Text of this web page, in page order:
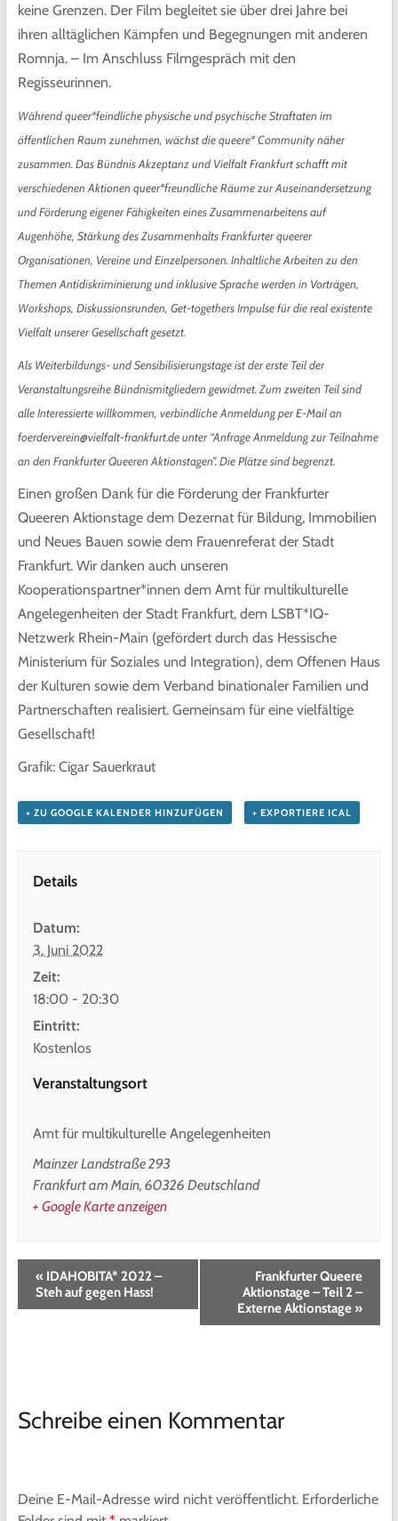
keine Grenzen. Der Film begleitet sie über drei Jahre bei
ihren alltäglichen Kämpfen und Begegnungen mit anderen
Romnja. – Im Anschluss Filmgespräch mit den
Regisseurinnen.
Während queer*feindliche physische und psychische Straftaten im
öffentlichen Raum zunehmen, wächst die queere* Community näher
zusammen. Das Bündnis Akzeptanz und Vielfalt Frankfurt schafft mit
verschiedenen Aktionen queer*freundliche Räume zur Auseinandersetzung
und Förderung eigener Fähigkeiten eines Zusammenarbeitens auf
Augenhöhe, Stärkung des Zusammenhalts Frankfurter queerer
Organisationen, Vereine und Einzelpersonen. Inhaltliche Arbeiten zu den
Themen Antidiskriminierung und inklusive Sprache werden in Vorträgen,
Workshops, Diskussionsrunden, Get-togethers Impulse für die real existente
Vielfalt unserer Gesellschaft gesetzt.
Als Weiterbildungs- und Sensibilisierungstage ist der erste Teil der
Veranstaltungsreihe Bündnismitgliedern gewidmet. Zum zweiten Teil sind
alle Interessierte willkommen, verbindliche Anmeldung per E-Mail an
foerderverein@vielfalt-frankfurt.de unter “Anfrage Anmeldung zur Teilnahme
an den Frankfurter Queeren Aktionstagen”. Die Plätze sind begrenzt.
Einen großen Dank für die Förderung der Frankfurter
Queeren Aktionstage dem Dezernat für Bildung, Immobilien
und Neues Bauen sowie dem Frauenreferat der Stadt
Frankfurt. Wir danken auch unseren
Kooperationspartner*innen dem Amt für multikulturelle
Angelegenheiten der Stadt Frankfurt, dem LSBT*IQ-
Netzwerk Rhein-Main (gefördert durch das Hessische
Ministerium für Soziales und Integration), dem Offenen Haus
der Kulturen sowie dem Verband binationaler Familien und
Partnerschaften realisiert. Gemeinsam für eine vielfältige
Gesellschaft!
Grafik: Cigar Sauerkraut
+ ZU GOOGLE KALENDER HINZUFÜGEN + EXPORTIERE ICAL
Details
Datum:
3. Juni 2022
Zeit:
18:00 - 20:30
Eintritt:
Kostenlos
Veranstaltungsort
Amt für multikulturelle Angelegenheiten
Mainzer Landstraße 293
Frankfurt am Main, 60326 Deutschland
+ Google Karte anzeigen
«IDAHOBITA* 2022 –
Steh auf gegen Hass!
Frankfurter Queere
Aktionstage – Teil 2 –
Externe Aktionstage »
Schreibe einen Kommentar
Deine E-Mail-Adresse wird nicht veröffentlicht. Erforderliche